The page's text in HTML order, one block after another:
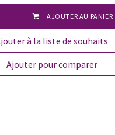
AJOUTER AU PANIER
Ajouter pour comparer
à la liste de souhaits